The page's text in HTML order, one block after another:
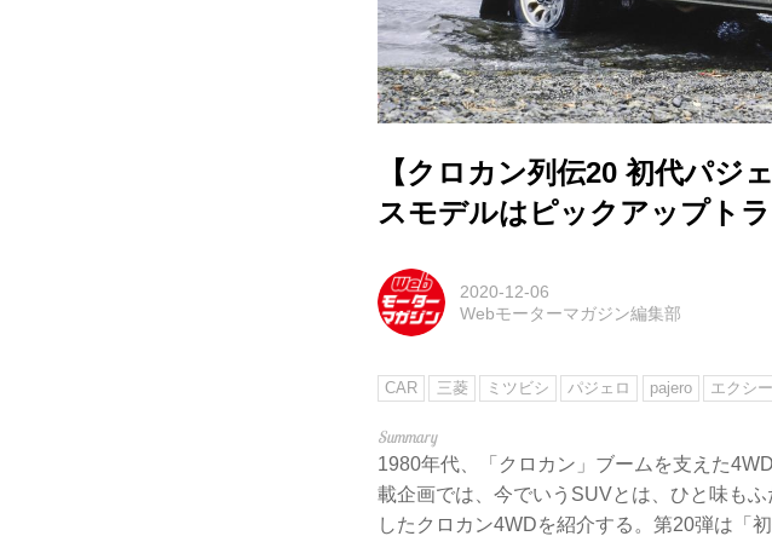
【クロカン列伝20 初代パジ
スモデルはピックアップト
2020-12-06
Webモーターマガジン編集部
CAR 三菱 ミツビシ パジェロ pajero エクシ
1980年代、「クロカン」ブームを支えた
載企画では、今でいうSUVとは、ひと味も
したクロカン4WDを紹介する。第20弾は「